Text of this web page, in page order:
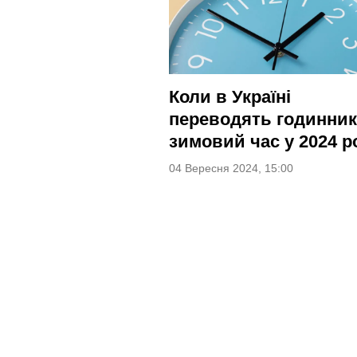
Коли в Україні
переводять
зимовий час у 2024
04 Вересня 2024, 15:00